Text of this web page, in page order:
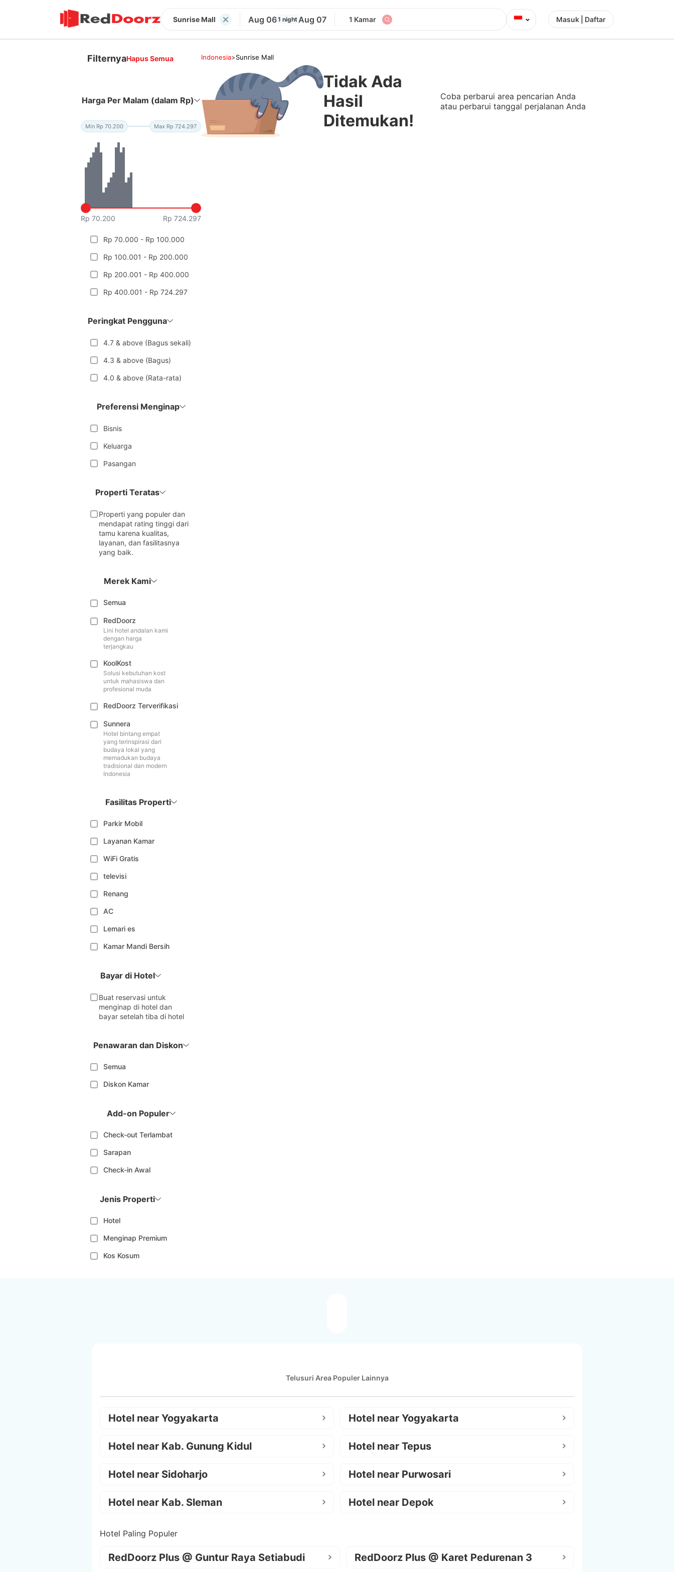
Sunrise Mall Aug 061 night Aug 07 1 Kamar ⌄ Masuk | Daftar
FilternyaHapus Semua
Harga Per Malam (dalam Rp)
Min Rp 70.200 Max Rp 724.297
Rp 70.200 Rp 724.297
Rp 70.000 - Rp 100.000
Rp 100.001 - Rp 200.000
Rp 200.001 - Rp 400.000
Rp 400.001 - Rp 724.297
Peringkat Pengguna
4.7 & above (Bagus sekali)
4.3 & above (Bagus)
4.0 & above (Rata-rata)
Preferensi Menginap
Bisnis
Keluarga
Pasangan
Properti Teratas
Properti yang populer dan
mendapat rating tinggi dari
tamu karena kualitas,
layanan, dan fasilitasnya
yang baik.
Merek Kami
Semua
RedDoorz
Lini hotel andalan kami
dengan harga
terjangkau
KoolKost
Solusi kebutuhan kost
untuk mahasiswa dan
profesional muda
RedDoorz Terverifikasi
Sunnera
Hotel bintang empat
yang terinspirasi dari
budaya lokal yang
memadukan budaya
tradisional dan modern
Indonesia
Fasilitas Properti
Parkir Mobil
Layanan Kamar
WiFi Gratis
televisi
Renang
AC
Lemari es
Kamar Mandi Bersih
Bayar di Hotel
Buat reservasi untuk
menginap di hotel dan
bayar setelah tiba di hotel
Penawaran dan Diskon
Semua
Diskon Kamar
Add-on Populer
Check-out Terlambat
Sarapan
Check-in Awal
Jenis Properti
Hotel
Menginap Premium
Kos Kosum
Indonesia>Sunrise Mall
Tidak Ada
Hasil
Ditemukan!
Coba perbarui area pencarian Anda
atau perbarui tanggal perjalanan Anda
Telusuri Area Populer Lainnya
Hotel near Yogyakarta Hotel near Yogyakarta
Hotel near Kab. Gunung Kidul Hotel near Tepus
Hotel near Sidoharjo Hotel near Purwosari
Hotel near Kab. Sleman Hotel near Depok
Hotel Paling Populer
RedDoorz Plus @ Guntur Raya Setiabudi RedDoorz Plus @ Karet Pedurenan 3